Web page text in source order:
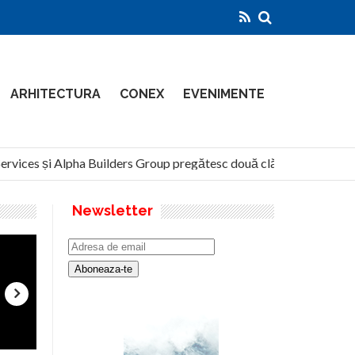
ARHITECTURA CONEX EVENIMENTE
și Alpha Builders Group pregătesc două clădiri de 14 etaje
Newsletter